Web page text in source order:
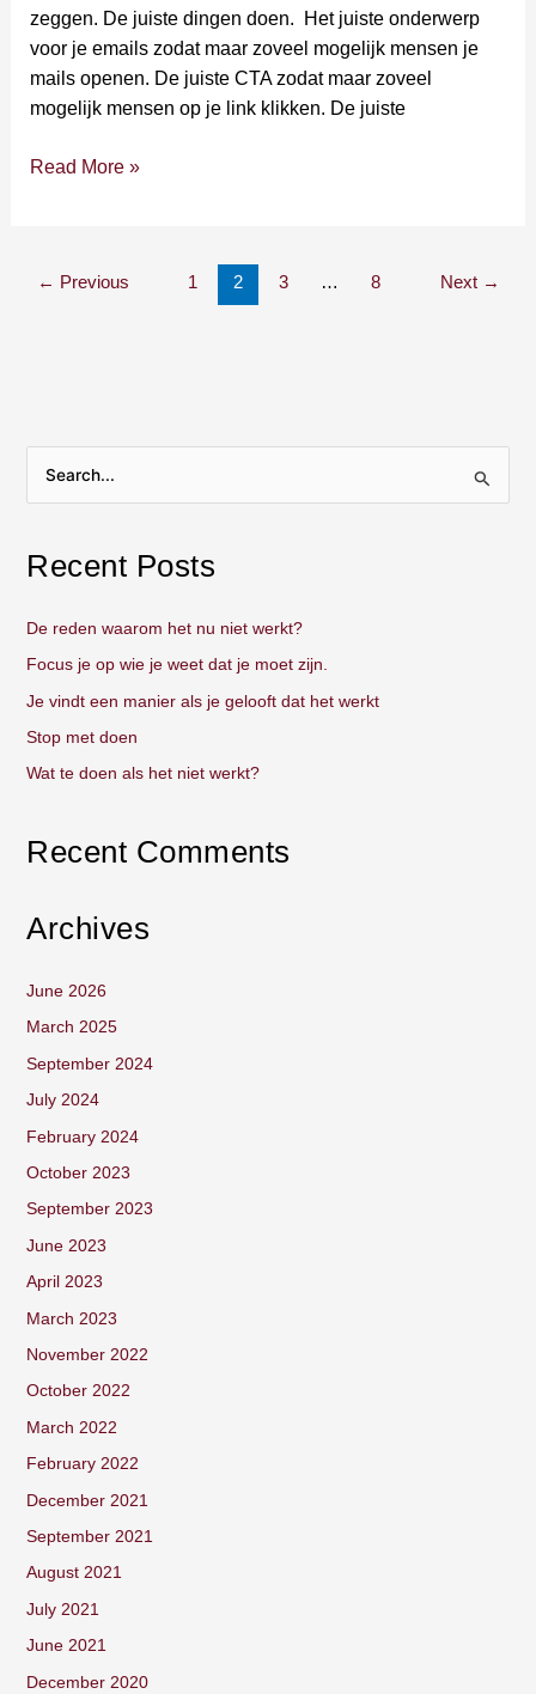
zeggen. De juiste dingen doen. Het juiste onderwerp
voor je emails zodat maar zoveel mogelijk mensen je
mails openen. De juiste CTA zodat maar zoveel
mogelijk mensen op je link klikken. De juiste
Read More »
← Previous 1 2 3 … 8 Next →
r
f
o
r
:
Recent Posts
De reden waarom het nu niet werkt?
Focus je op wie je weet dat je moet zijn.
Je vindt een manier als je gelooft dat het werkt
Stop met doen
Wat te doen als het niet werkt?
Recent Comments
Archives
June 2026
March 2025
September 2024
July 2024
February 2024
October 2023
September 2023
June 2023
April 2023
March 2023
November 2022
October 2022
March 2022
February 2022
December 2021
September 2021
August 2021
July 2021
June 2021
December 2020